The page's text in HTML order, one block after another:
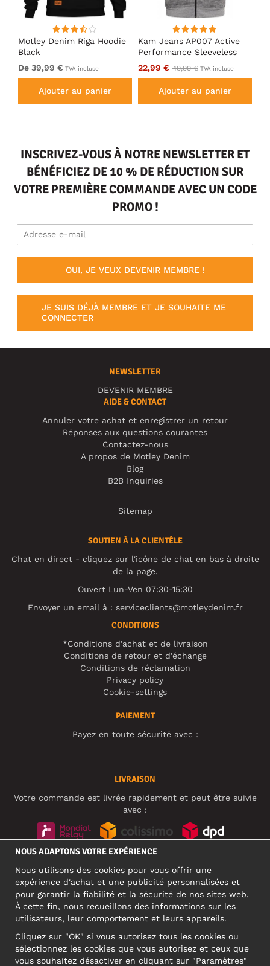
Motley Denim Riga Hoodie
Black
De 39,99 € TVA incluse
Ajouter au panier
Kam Jeans AP007 Active
Performance Sleeveless
Hoody Grey
22,99 € 49,99 € TVA incluse
Ajouter au panier
INSCRIVEZ-VOUS À NOTRE NEWSLETTER ET
BÉNÉFICIEZ DE 10 % DE RÉDUCTION SUR
VOTRE PREMIÈRE COMMANDE AVEC UN CODE
PROMO !
OUI, JE VEUX DEVENIR MEMBRE !
JE SUIS DÉJÀ MEMBRE ET JE SOUHAITE ME
CONNECTER
NEWSLETTER
DEVENIR MEMBRE
AIDE & CONTACT
Annuler votre achat et enregistrer un retour
Réponses aux questions courantes
Contactez-nous
A propos de Motley Denim
Blog
B2B Inquiries
Sitemap
SOUTIEN À LA CLIENTÈLE
Chat en direct - cliquez sur l'icône de chat en bas à droite
de la page.
Ouvert Lun-Ven 07:30-15:30
Envoyer un email à : serviceclients@motleydenim.fr
CONDITIONS
*Conditions d'achat et de livraison
Conditions de retour et d'échange
Conditions de réclamation
Privacy policy
Cookie-settings
PAIEMENT
Payez en toute sécurité avec :
LIVRAISON
Votre commande est livrée rapidement et peut être suivie
avec :
ADRESSE PROFESSIONNELLE
Narva mnt 5, EE-10117 Tallinn
Reg: 12356245
NOUS ADAPTONS VOTRE EXPÉRIENCE
Nous utilisons des cookies pour vous offrir une
expérience d'achat et une publicité personnalisées et
pour garantir la fiabilité et la sécurité de nos sites web.
À cette fin, nous recueillons des informations sur les
utilisateurs, leur comportement et leurs appareils.
Cliquez sur "OK" si vous autorisez tous les cookies ou
sélectionnez les cookies que vous autorisez et ceux que
vous souhaitez désactiver en cliquant sur "Paramètres"